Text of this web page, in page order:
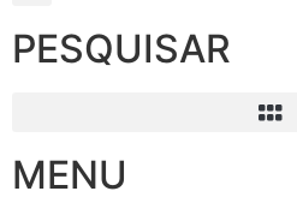
PESQUISAR
MENU